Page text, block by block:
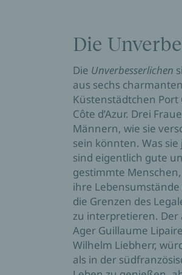
Die
Die Unverbesserlichen
aus sechs
Küstenstädtchen
Côte d’Azur. Drei
Männern, wie sie
sein könnten. Was sie
sind eigentlich gute
gestimmte
ihre
die Grenzen des
zu interpretieren. Der
Ager Guillaume
Wilhelm Liebherr,
als in der